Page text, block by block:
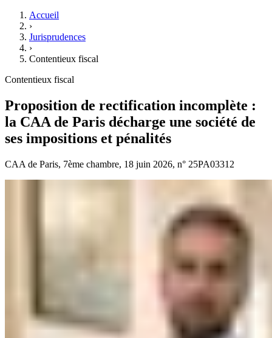
Accueil
›
Jurisprudences
›
Contentieux fiscal
Contentieux fiscal
Proposition de rectification incomplète :
la CAA de Paris décharge une société de
ses impositions et pénalités
CAA de Paris, 7ème chambre, 18 juin 2026, n° 25PA03312